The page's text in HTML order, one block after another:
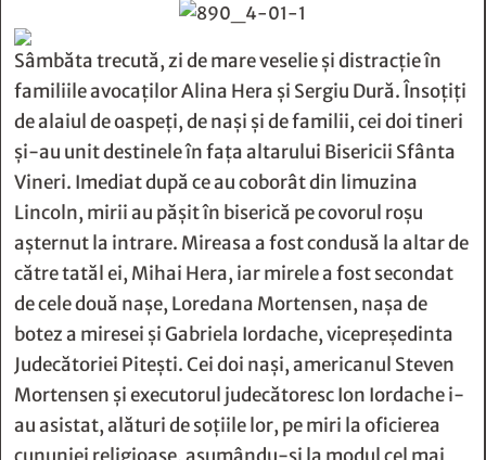
familiile avocaţilor Alina Hera şi Sergiu Dură. Însoţiţi
de alaiul de oaspeţi, de naşi şi de familii, cei doi tineri
şi-au unit destinele în faţa altarului Bisericii Sfânta
Vineri. Imediat după ce au coborât din limuzina
Lincoln, mirii au păşit în biserică pe covorul roşu
aşternut la intrare. Mireasa a fost condusă la altar de
către tatăl ei, Mihai Hera, iar mirele a fost secondat
de cele două naşe, Loredana Mortensen, naşa de
botez a miresei şi Gabriela Iordache, vicepreşedinta
Judecătoriei Piteşti. Cei doi naşi, americanul Steven
Mortensen şi executorul judecătoresc Ion Iordache i-
au asistat, alături de soţiile lor, pe miri la oficierea
cununiei religioase, asumându-şi la modul cel mai
serios rolul de părinţi spirituali. La ceremonie au
venit şi foarte mulţi profesori de la Facultatea de